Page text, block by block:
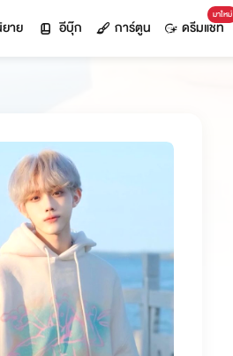
าย อีบุ๊ก การ์ตูน
มาใหม่
ดรีมแชท